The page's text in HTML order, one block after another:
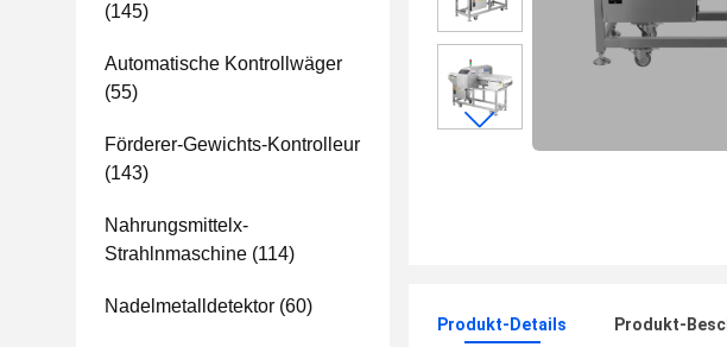
(145)
Automatische Kontrollwäger
(55)
Förderer-Gewichts-Kontrolleur
(143)
Nahrungsmittelx-
Strahlnmaschine (114)
Nadelmetalldetektor (60)
Produkt-Details Produkt-